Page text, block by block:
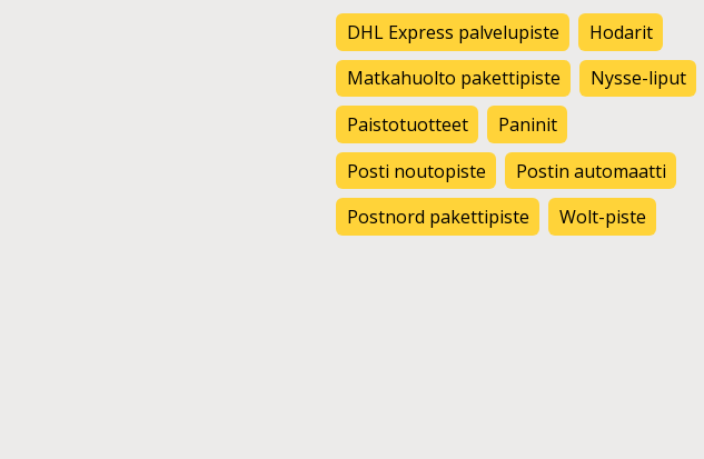
DHL Express palvelupiste
Hodarit
Matkahuolto pakettipiste
Nysse-liput
Paistotuotteet
Paninit
Posti noutopiste
Postin automaatti
Postnord pakettipiste
Wolt-piste